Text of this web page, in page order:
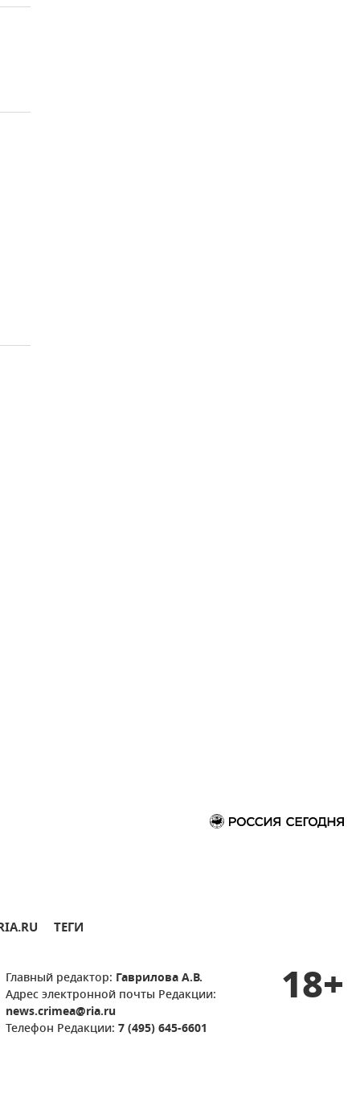
ТЕГИ
Главный редактор: Гаврилова А.В.
Адрес электронной почты Редакции:
news.crimea@ria.ru
Телефон Редакции: 7 (495) 645-6601
18+